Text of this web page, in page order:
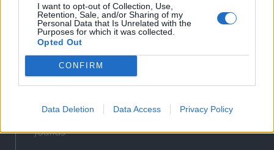
I want to opt-out of Collection, Use,
Retention, Sale, and/or Sharing of my
Personal Data that Is Unrelated with the
Purposes for which it was collected.
Opted Out
CONFIRM
Data Deletion Data Access Privacy Policy
Liget
Krónika
Bihari Napló
Erdélyi Napló
Főtér
Rádió GaGa
Jóállás